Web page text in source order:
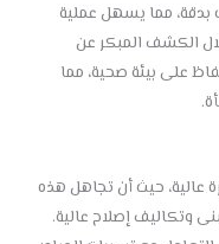
مما يسهل عملية
الكشف المبكر عن
على بيئة صحية، مما
عالية، حيث أن تجاهل هذه
وتكاليف إصلاح عالية.